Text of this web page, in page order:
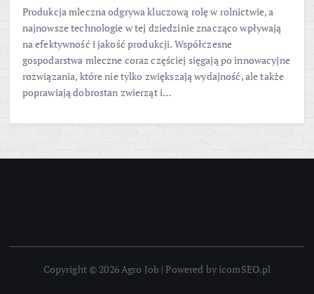
Produkcja mleczna odgrywa kluczową rolę w rolnictwie, a
najnowsze technologie w tej dziedzinie znacząco wpływają
na efektywność i jakość produkcji. Współczesne
gospodarstwa mleczne coraz częściej sięgają po innowacyjne
rozwiązania, które nie tylko zwiększają wydajność, ale także
poprawiają dobrostan zwierząt i…
Copyright © 2026 Agro Job | Powered by icomSEO.pl